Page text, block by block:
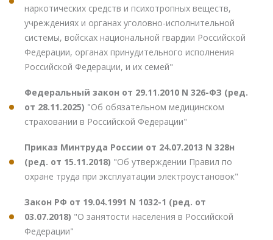
наркотических средств и психотропных веществ,
учреждениях и органах уголовно-исполнительной
системы, войсках национальной гвардии Российской
Федерации, органах принудительного исполнения
Российской Федерации, и их семей"
Федеральный закон от 29.11.2010 N 326-ФЗ (ред.
от 28.11.2025) "Об обязательном медицинском
страховании в Российской Федерации"
Приказ Минтруда России от 24.07.2013 N 328н
(ред. от 15.11.2018) "Об утверждении Правил по
охране труда при эксплуатации электроустановок"
Закон РФ от 19.04.1991 N 1032-1 (ред. от
03.07.2018) "О занятости населения в Российской
Федерации"